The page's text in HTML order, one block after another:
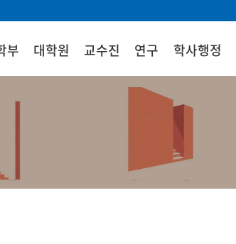
부 대학원 교수진 연구 학사행정